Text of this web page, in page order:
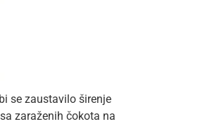
se zaustavilo širenje
zaraženih čokota na